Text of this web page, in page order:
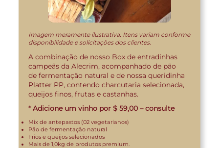
Imagem meramente ilustrativa. Itens variam conforme
disponibilidade e solicitações dos clientes.
A combinação de nosso Box de entradinhas
campeãs da Alecrim, acompanhado de pão
de fermentação natural e de nossa queridinha
Platter PP, contendo charcutaria selecionada,
queijos finos, frutas e castanhas.
* Adicione um vinho por $ 59,00 – consulte
Mix de antepastos (02 vegetarianos)
Pão de fermentação natural
Frios e queijos selecionados
Mais de 1,0kg de produtos premium.